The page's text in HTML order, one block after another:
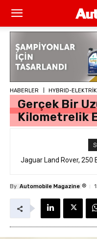
HABERLER HYBRID-ELEKTRİK
Gerçek Bir
Kilometrelik
Jaguar Land Rover, 250
Ford Sadece Yılın İlk
By Automobile Magazine ®